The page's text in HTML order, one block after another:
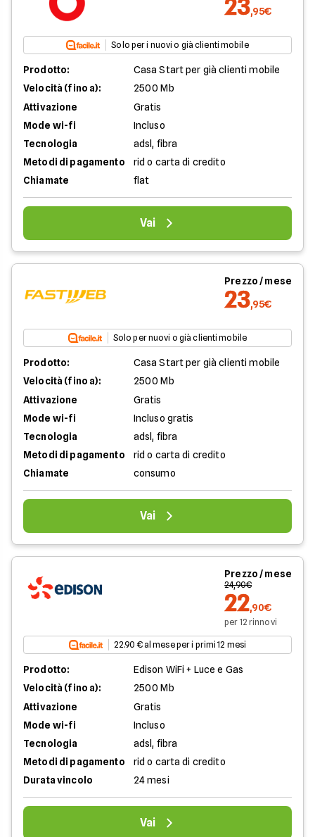
23,95€
Solo per i nuovi o già clienti mobile
Prodotto:
Casa Start per già clienti mobile
Velocità (fino a):
2500 Mb
Attivazione
Gratis
Mode wi-fi
Incluso
Tecnologia
adsl, fibra
Metodi di pagamento
rid o carta di credito
Chiamate
flat
Vai
Prezzo / mese
23,95€
Solo per nuovi o già clienti mobile
Prodotto:
Casa Start per già clienti mobile
Velocità (fino a):
2500 Mb
Attivazione
Gratis
Mode wi-fi
Incluso gratis
Tecnologia
adsl, fibra
Metodi di pagamento
rid o carta di credito
Chiamate
consumo
Vai
Prezzo / mese
24,90€
22,90€
per 12 rinnovi
22.90 € al mese per i primi 12 mesi
Prodotto:
Edison WiFi + Luce e Gas
Velocità (fino a):
2500 Mb
Attivazione
Gratis
Mode wi-fi
Incluso
Tecnologia
adsl, fibra
Metodi di pagamento
rid o carta di credito
Durata vincolo
24 mesi
Vai